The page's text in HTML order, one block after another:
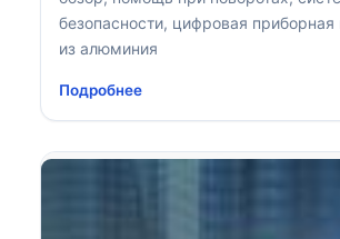
безопасности, цифровая приборная
из алюминия
Подробнее